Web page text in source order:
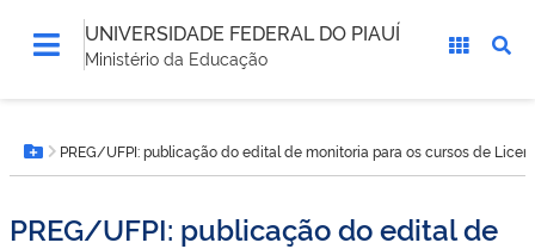
UNIVERSIDADE FEDERAL DO PIAUÍ
Ministério da Educação
está
aqui:Botão Menu
PREG/UFPI: publicação do edital de monitoria para os cursos de
PREG/UFPI: publicação do edital de